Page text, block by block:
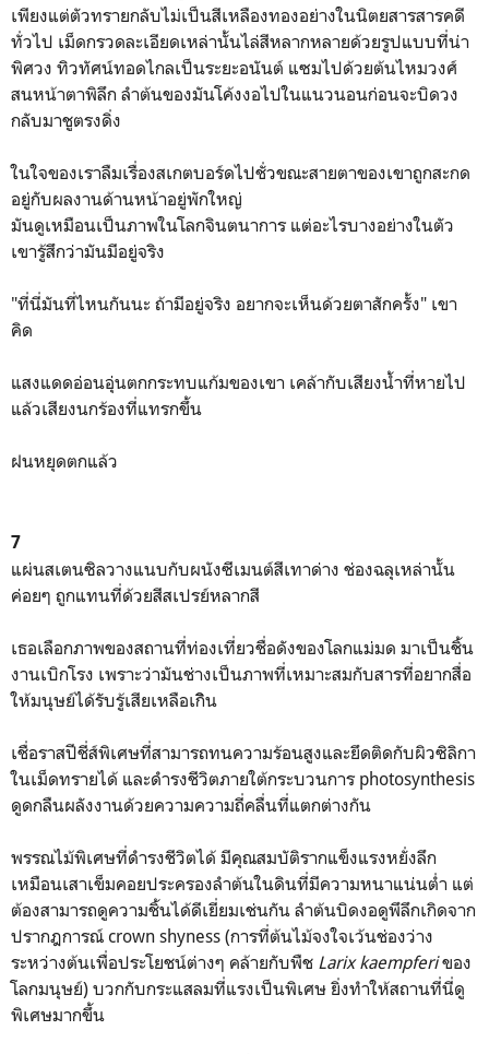
เพียงแต่ตัวทรายกลับไม่เป็นสีเหลืองทองอย่างในนิตยสารสารคดี
ทั่วไป เม็ดกรวดละเอียดเหล่านั้นไล่สีหลากหลายด้วยรูปแบบที่น่า
พิศวง ทิวทัศน์ทอดไกลเป็นระยะอนันต์ แซมไปด้วยต้นไหมวงศ์
สนหน้าตาพิลึก ลำต้นของมันโค้งงอไปในแนวนอนก่อนจะบิดวง
กลับมาชูตรงดิ่ง
ในใจของเราลืมเรื่องสเกตบอร์ดไปชั่วขณะสายตาของเขาถูกสะกด
อยู่กับผลงานด้านหน้าอยู่พักใหญ่
มันดูเหมือนเป็นภาพในโลกจินตนาการ แต่อะไรบางอย่างในตัว
เขารู้สึกว่ามันมีอยู่จริง
"ที่นี่มันที่ไหนกันนะ ถ้ามีอยู่จริง อยากจะเห็นด้วยตาสักครั้ง" เขา
คิด
แสงแดดอ่อนอุ่นตกกระทบแก้มของเขา เคล้ากับเสียงน้ำที่หายไป
แล้วเสียงนกร้องที่แทรกขึ้น
ฝนหยุดตกแล้ว
7
แผ่นสเตนซิลวางแนบกับผนังซีเมนต์สีเทาด่าง ช่องฉลุเหล่านั้น
ค่อยๆ ถูกแทนที่ด้วยสีสเปรย์หลากสี
เธอเลือกภาพของสถานที่ท่องเที่ยวชื่อดังของโลกแม่มด มาเป็นชิ้น
งานเบิกโรง เพราะว่ามันช่างเป็นภาพที่เหมาะสมกับสารที่อยากสื่อ
ให้มนุษย์ได้รับรู้เสียเหลือเกิิน
เชื่อราสปีชี่ส์พิเศษที่สามารถทนความร้อนสูงและยึดติดกับผิวซิลิกา
ในเม็ดทรายได้ และดำรงชีวิตภายใต้กระบวนการ photosynthesis
ดูดกลืนผลังงานด้วยความความถี่คลื่นที่แตกต่างกัน
พรรณไม้พิเศษที่ดำรงชีวิตได้ มีคุณสมบัติรากแข็งแรงหยั่งลึก
เหมือนเสาเข็มคอยประครองลำต้นในดินที่มีความหนาแน่นต่ำ แต่
ต้องสามารถดูความชิ้นได้ดีเยี่ยมเช่นกัน ลำต้นบิดงอดูพึลึกเกิดจาก
ปรากฎการณ์ crown shyness (การที่ต้นไม้จงใจเว้นช่องว่าง
ระหว่างต้นเพื่อประโยชน์ต่างๆ คล้ายกับพืช Larix kaempferiของ
โลกมนุษย์) บวกกับกระแสลมที่แรงเป็นพิเศษ ยิ่งทำให้สถานที่นี่ดู
พิเศษมากขึ้น